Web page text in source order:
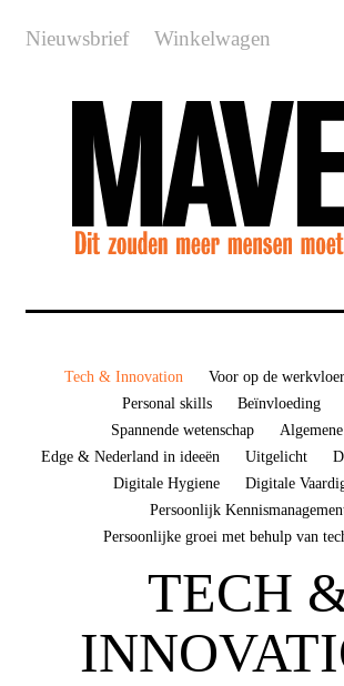
Nieuwsbrief Winkelwagen
Tech & Innovation Voor op de werkvloer
Personal skills
Beïnvloeding
Spannende wetenschap
Edge & Nederland in ideeën
Uitgelicht
Digitale Hygiene
Digitale
Persoonlijk
Persoonlijke groei met behulp van
TECH